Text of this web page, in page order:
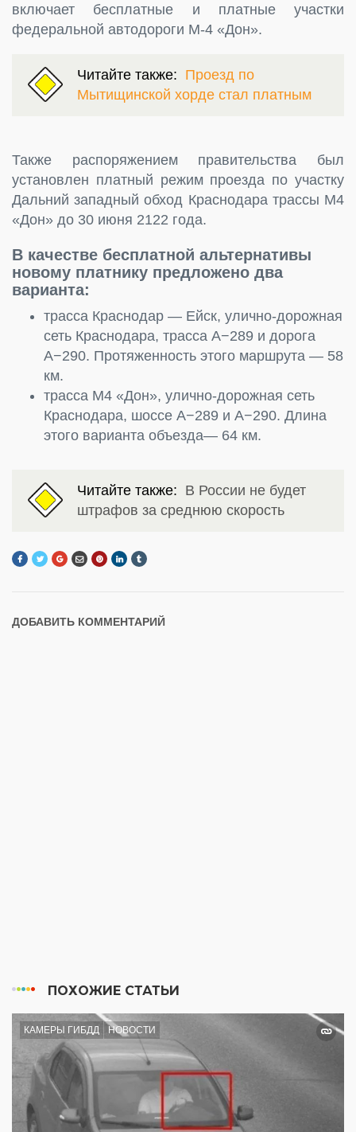
включает бесплатные и платные участки
федеральной автодороги М-4 «Дон».
Читайте также: Проезд по
Мытищинской хорде стал платным
Также распоряжением правительства был
установлен платный режим проезда по участку
Дальний западный обход Краснодара трассы М4
«Дон» до 30 июня 2122 года.
В качестве бесплатной альтернативы
новому платнику предложено два
варианта:
трасса Краснодар — Ейск, улично-дорожная
сеть Краснодара, трасса А−289 и дорога
А−290. Протяженность этого маршрута — 58
км.
трасса М4 «Дон», улично-дорожная сеть
Краснодара, шоссе А−289 и А−290. Длина
этого варианта объезда— 64 км.
Читайте также: В России не будет
штрафов за среднюю скорость
ДОБАВИТЬ КОММЕНТАРИЙ
ПОХОЖИЕ СТАТЬИ
КАМЕРЫ ГИБДД НОВОСТИ